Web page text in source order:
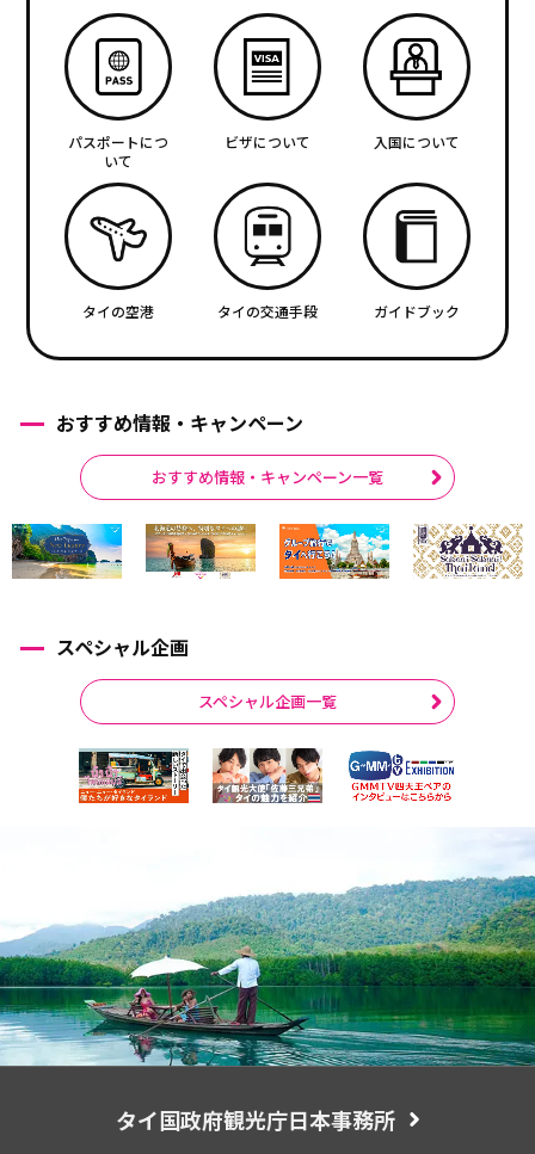
パスポートにつ
いて
ビザについて 入国について
タイの空港 タイの交通手段 ガイドブック
おすすめ情報・キャンペーン
おすすめ情報・キャンペーン一覧
スペシャル企画
スペシャル企画一覧
タイ国政府観光庁日本事務所